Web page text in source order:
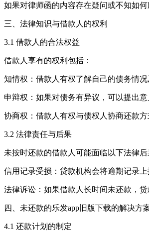
如果对律师函的内容存在疑问或不知如
三、法律知识与借款人的权利
3.1 借款人的合法权益
借款人享有的权利包括：
知情权：借款人有权了解自己的债务情况
申辩权：如果对债务有异议，可以提出意
协商权：借款人有权与债权人协商还款方
3.2 法律责任与后果
未按时还款的借款人可能面临以下法律后
信用记录受损：贷款机构会将逾期记录
法律诉讼：如果借款人长时间未还款，
四、未还款的乐发app旧版下载的解决方
4.1 还款计划的制定